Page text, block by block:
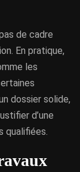
de cadre
En pratique,
les
dossier solide,
d’une
qualifiées.